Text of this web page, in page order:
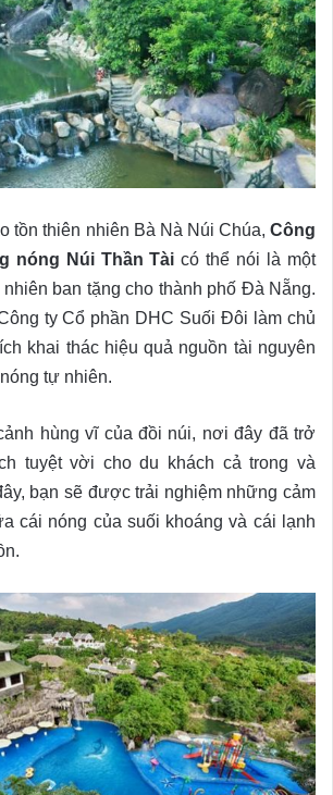
tồn thiên nhiên Bà Nà Núi Chúa, Công
nóng Núi Thần Tài có thể nói là một
nhiên ban tặng cho thành phố Đà Nẵng.
ty Cổ phần DHC Suối Đôi làm chủ
khai thác hiệu quả nguồn tài nguyên
tự nhiên.
hùng vĩ của đồi núi, nơi đây đã trở
tuyệt vời cho du khách cả trong và
bạn sẽ được trải nghiệm những cảm
cái nóng của suối khoáng và cái lạnh